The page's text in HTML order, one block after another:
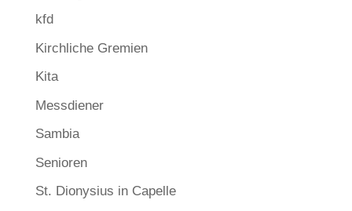
kfd
Kirchliche Gremien
Kita
Messdiener
Sambia
Senioren
St. Dionysius in Capelle